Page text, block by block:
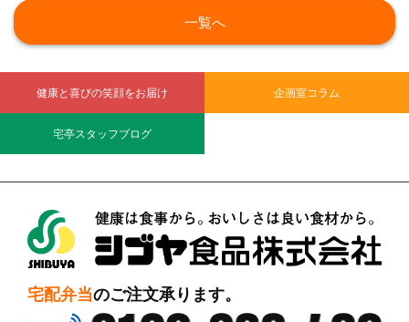
一覧へ
健康と喜びの笑顔をお届け 企画室コラム
宅亭スタッフブログ
宅配弁当のご注文承ります。